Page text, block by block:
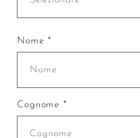
Nome *
Cognome *